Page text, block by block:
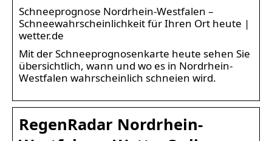
Schneeprognose Nordrhein-Westfalen –
Schneewahrscheinlichkeit für Ihren Ort heute |
wetter.de
Mit der Schneeprognosenkarte heute sehen Sie
übersichtlich, wann und wo es in Nordrhein-
Westfalen wahrscheinlich schneien wird.
RegenRadar Nordrhein-